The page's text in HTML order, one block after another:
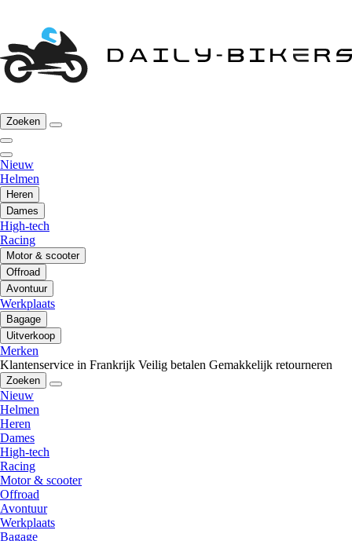
Zoeken
Nieuw
Helmen
Heren
Dames
High-tech
Racing
Motor & scooter
Offroad
Avontuur
Werkplaats
Bagage
Uitverkoop
Merken
Klantenservice in Frankrijk Veilig betalen Gemakkelijk retourneren
Zoeken
Nieuw
Helmen
Heren
Dames
High-tech
Racing
Motor & scooter
Offroad
Avontuur
Werkplaats
Bagage